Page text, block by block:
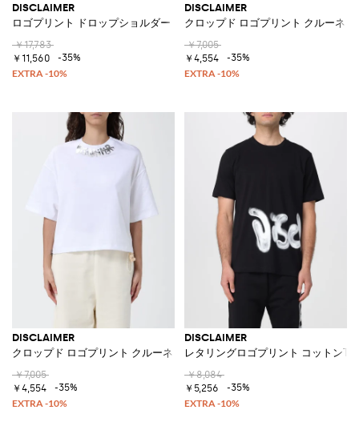
DISCLAIMER
ロゴプリント ドロップショルダー コットンフーディ
￥17,783
￥11,560
-35%
DISCLAIMER
クロップド ロゴプリント クルーネ
￥7,005
￥4,554
-35%
DISCLAIMER
クロップド ロゴプリント クルーネック コットンTシャツ
￥7,005
￥4,554
-35%
DISCLAIMER
レタリングロゴプリント コットンT
￥8,084
￥5,256
-35%